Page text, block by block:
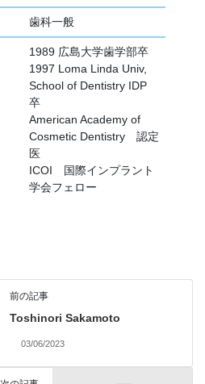
歯科一般
1989 広島大学歯学部卒
1997 Loma Linda Univ,
School of Dentistry IDP
卒
American Academy of
Cosmetic Dentistry 認定
医
ICOI 国際インプラント
学会フェロー
前の記事
Toshinori Sakamoto
03/06/2023